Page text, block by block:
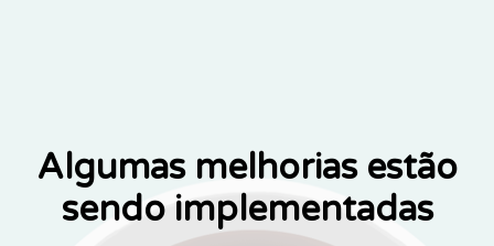
Algumas melhorias estão
sendo implementadas